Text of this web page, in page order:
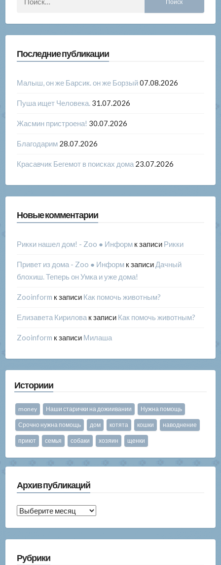
Последние публикации
Малыш, он же Барсик. он же Борзый07.08.2026
Пуша ищет Человека. 31.07.2026
Жасмин пристроена! 30.07.2026
Благодарим 28.07.2026
Красавчик Бегемот в поисках дома 23.07.2026
Новые комментарии
Рикки нашел дом! - Zoo ● Информк записи Рикки
Привет из дома - Zoo ● Информк записи Дачный
блохиш. Теперь он Умка и уже дома!
Zooinform к записи Как помочь животным?
Елизавета Кириловак записи Как помочь животным?
Zooinform к записи Милаша
Историии
money Наши старички на дожиивании Нужна помощь
Срочно нужна помощь дом котята кошки наводнение
приют семья собаки хозяин щенки
Архив публикаций
Архив
Рубрики